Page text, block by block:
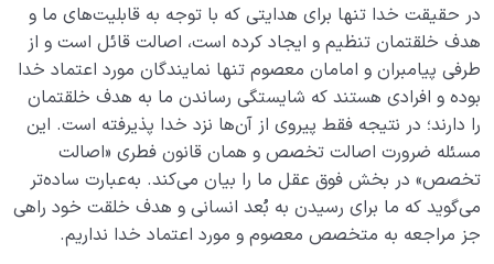
در حقیقت خدا تنها برای هدایتی که با توجه به قابلیت‌های ما و
هدف خلقتمان تنظیم و ایجاد کرده است، اصالت قائل است و از
طرفی پیامبران و امامان معصوم تنها نمایندگان مورد اعتماد خدا
بوده و افرادی هستند که شایستگی رساندن ما به هدف خلقتمان
را دارند؛ در نتیجه فقط پیروی از آن‌ها نزد خدا پذیرفته است. این
مسئله ضرورت اصالت تخصص و همان قانون فطری «اصالت
تخصص» در بخش فوق عقل ما را بیان می‌کند. به‌عبارت ساده‌تر
می‌گوید که ما برای رسیدن به بُعد انسانی و هدف خلقت خود راهی
جز مراجعه به متخصص معصوم و مورد اعتماد خدا نداریم.